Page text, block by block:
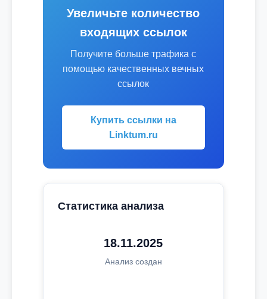
Увеличьте количество
входящих ссылок
Получите больше трафика с
помощью качественных вечных
ссылок
Купить ссылки на
Linktum.ru
Статистика анализа
18.11.2025
Анализ создан